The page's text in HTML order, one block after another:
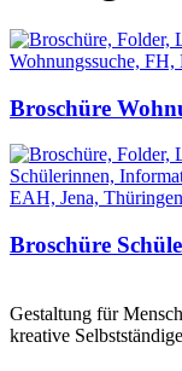
Broschüre
Broschüre
Gestaltung für
kreative